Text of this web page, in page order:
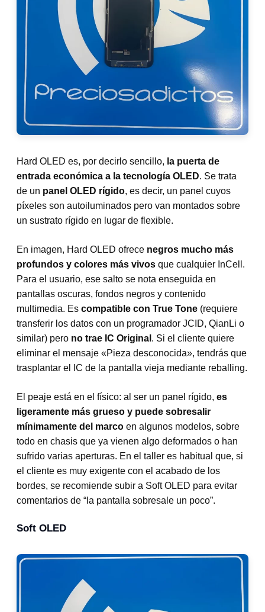
Hard OLED es, por decirlo sencillo, la puerta de
entrada económica a la tecnología OLED. Se trata
de un panel OLED rígido, es decir, un panel cuyos
píxeles son autoiluminados pero van montados sobre
un sustrato rígido en lugar de flexible.
En imagen, Hard OLED ofrece negros mucho más
profundos y colores más vivos que cualquier InCell.
Para el usuario, ese salto se nota enseguida en
pantallas oscuras, fondos negros y contenido
multimedia. Es compatible con True Tone (requiere
transferir los datos con un programador JCID, QianLi o
similar) pero no trae IC Original . Si el cliente quiere
eliminar el mensaje «Pieza desconocida», tendrás que
trasplantar el IC de la pantalla vieja mediante reballing.
El peaje está en el físico: al ser un panel rígido, es
ligeramente más grueso y puede sobresalir
mínimamente del marco en algunos modelos, sobre
todo en chasis que ya vienen algo deformados o han
sufrido varias aperturas. En el taller es habitual que, si
el cliente es muy exigente con el acabado de los
bordes, se recomiende subir a Soft OLED para evitar
comentarios de “la pantalla sobresale un poco”.
Soft OLED